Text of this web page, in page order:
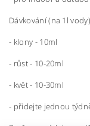
Dávkování (na 1l
- klony - 10ml
- růst - 10-20ml
- květ - 10-30ml
- přidejte jednou